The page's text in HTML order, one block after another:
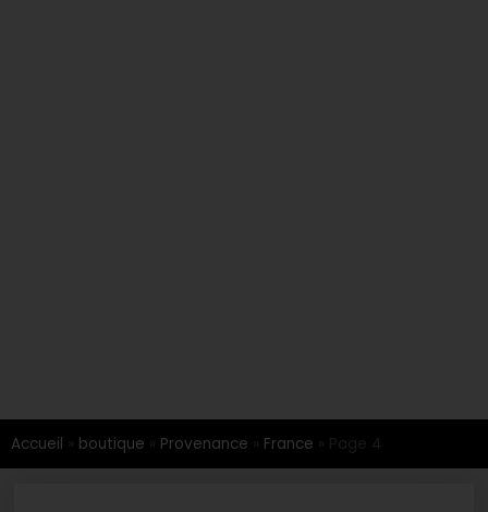
Accueil » boutique » Provenance » France » Page 4